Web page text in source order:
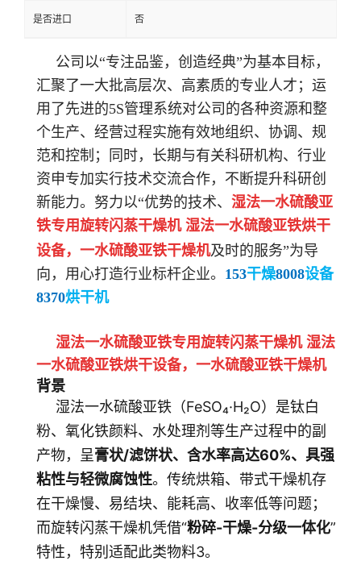
是否进口 否
公司以“专注品鉴，创造经典”为基本目标，
汇聚了一大批高层次、高素质的专业人才；运
用了先进的5S管理系统对公司的各种资源和整
个生产、经营过程实施有效地组织、协调、规
范和控制；同时，长期与有关科研机构、行业
资申专加实行技术交流合作，不断提升科研创
新能力。努力以“优势的技术、 湿法一水硫酸亚
铁专用旋转闪蒸干燥机 湿法一水硫酸亚铁烘干
设备， 一水硫酸亚铁干燥机及时的服务”为导
向，用心打造行业标杆企业。 153干燥8008设备
8370烘干机
湿法一水硫酸亚铁专用旋转闪蒸干燥机 湿法
一水硫酸亚铁烘干设备， 一水硫酸亚铁干燥机
背景
湿法一水硫酸亚铁（FeSO₄·H₂O）是钛白
粉、氧化铁颜料、水处理剂等生产过程中的副
产物，呈膏状/滤饼状、含水率高达60%、具强
粘性与轻微腐蚀性。传统烘箱、带式干燥机存
在干燥慢、易结块、能耗高、收率低等问题；
而旋转闪蒸干燥机凭借“粉碎-干燥-分级一体化”
特性，特别适配此类物料3。